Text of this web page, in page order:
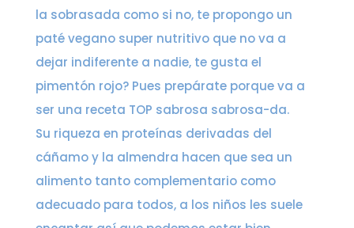
la sobrasada como si no, te propongo un
paté vegano super nutritivo que no va a
dejar indiferente a nadie, te gusta el
pimentón rojo? Pues prepárate porque va a
ser una receta TOP sabrosa sabrosa-da.
Su riqueza en proteínas derivadas del
cáñamo y la almendra hacen que sea un
alimento tanto complementario como
adecuado para todos, a los niños les suele